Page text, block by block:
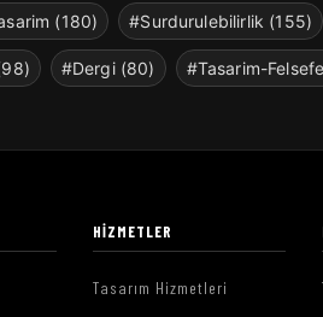
(180) #Surdurulebilirlik (155)
#Dergi (80) #Tasarim-
HIZMETLER
Tasarım Hizmetleri